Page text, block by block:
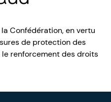
Confédération, en vertu
de protection des
renforcement des droits